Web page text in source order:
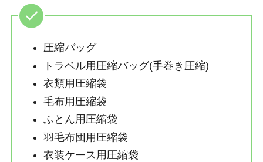
圧縮バッグ
トラベル用圧縮バッグ(手巻き圧縮)
衣類用圧縮袋
毛布用圧縮袋
ふとん用圧縮袋
羽毛布団用圧縮袋
衣装ケース用圧縮袋